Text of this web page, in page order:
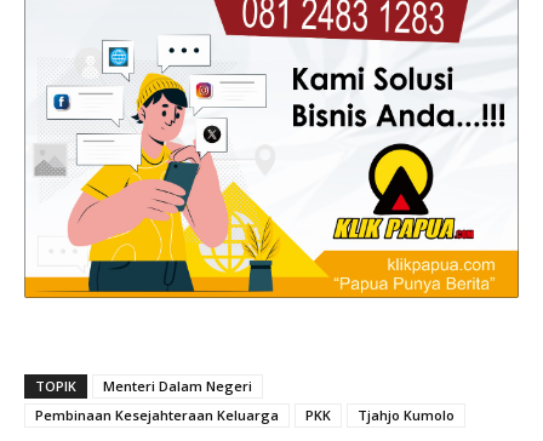
TOPIK
Menteri Dalam Negeri
Pembinaan Kesejahteraan Keluarga
PKK Tjahjo Kumolo